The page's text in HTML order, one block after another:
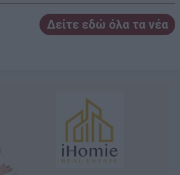
Δείτε εδώ όλα τα νέα